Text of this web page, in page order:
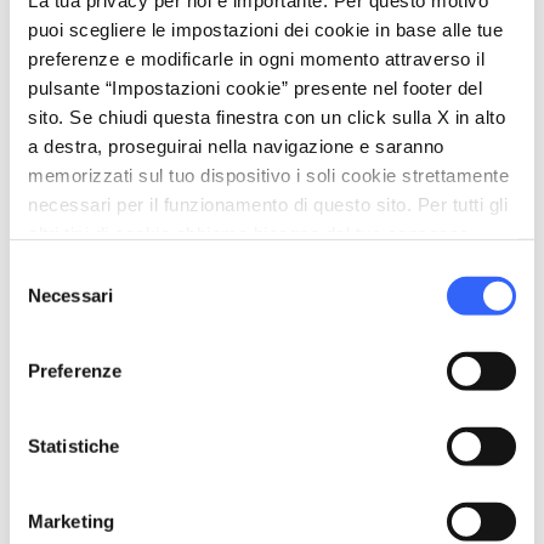
puoi scegliere le impostazioni dei cookie in base alle tue
preferenze e modificarle in ogni momento attraverso il
pulsante “Impostazioni cookie” presente nel footer del
sito. Se chiudi questa finestra con un click sulla X in alto
a destra, proseguirai nella navigazione e saranno
memorizzati sul tuo dispositivo i soli cookie strettamente
necessari per il funzionamento di questo sito. Per tutti gli
delNecessari
Preferenze
Statistiche
Marketing
nel primo Novecento: i Macchiaioli, i post-
macchiaioli e i divisionisti. Si può ammirare
così un'ampia collezione di tele diGiovanni
Fattori, oltre a significative opere di Signorini,
Cabianca, Boldini, Tommasi e molti altri.
hotel Dove dormire chevron_right
restaurant chevron_right